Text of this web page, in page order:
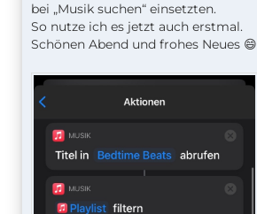
bei „Musik suchen“ einsetzten.
So nutze ich es jetzt auch erstmal.
Schönen Abend und frohes Neues 😄